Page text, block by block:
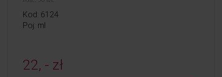
Kod: 6124
Poj: ml
22, - zł